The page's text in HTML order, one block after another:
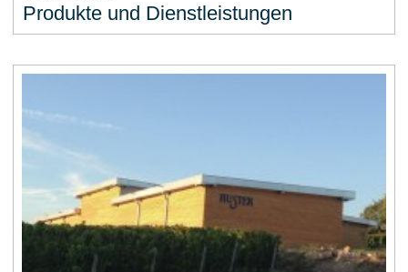
Produkte und Dienstleistungen